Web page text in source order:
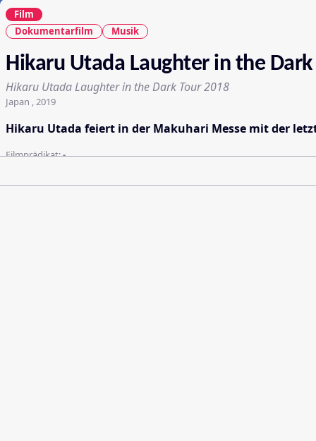
Film
Dokumentarfilm
Musik
Hikaru Utada Laughter in the Dark
Hikaru Utada Laughter in the Dark Tour 2018
Japan , 2019
Hikaru Utada feiert in der Makuhari Messe mit der
Filmprädikat:-